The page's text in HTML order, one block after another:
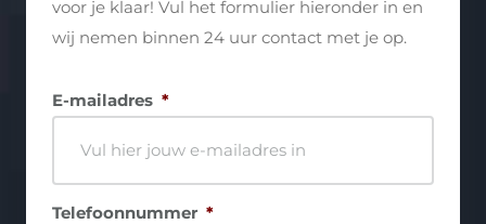
voor je klaar! Vul het formulier hieronder in en
wij nemen binnen 24 uur contact met je op.
E-mailadres *
Telefoonnummer *